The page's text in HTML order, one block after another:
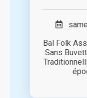
Bal Folk
Sans